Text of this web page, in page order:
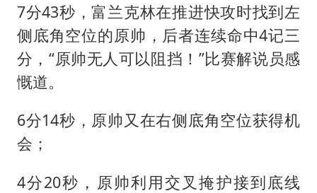
7分43秒，富兰克林在推进快攻时找到左
侧底角空位的原帅，后者连续命中4记三
分，“原帅无人可以阻挡！”比赛解说员感
慨道。
6分14秒，原帅又在右侧底角空位获得机
会；
4分20秒，原帅利用交叉掩护接到底线